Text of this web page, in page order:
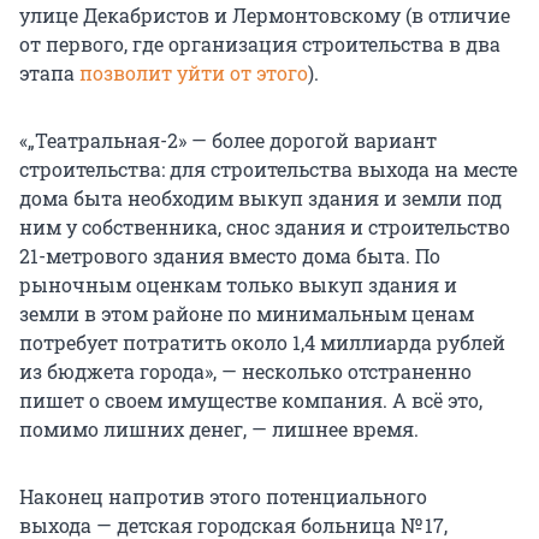
улице Декабристов и Лермонтовскому (в отличие
от первого, где организация строительства в два
этапа позволит уйти от этого).
«„Театральная-2» — более дорогой вариант
строительства: для строительства выхода на месте
дома быта необходим выкуп здания и земли под
ним у собственника, снос здания и строительство
21-метрового здания вместо дома быта. По
рыночным оценкам только выкуп здания и
земли в этом районе по минимальным ценам
потребует потратить около 1,4 миллиарда рублей
из бюджета города», — несколько отстраненно
пишет о своем имуществе компания. А всё это,
помимо лишних денег, — лишнее время.
Наконец напротив этого потенциального
выхода — детская городская больница № 17,